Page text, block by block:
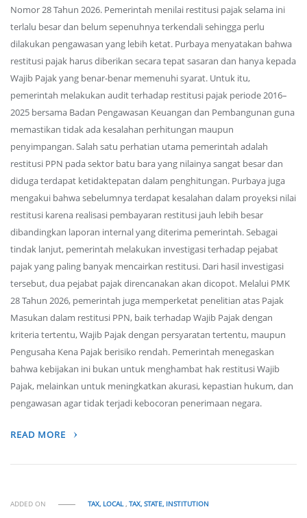
Nomor 28 Tahun 2026. Pemerintah menilai restitusi pajak selama ini
terlalu besar dan belum sepenuhnya terkendali sehingga perlu
dilakukan pengawasan yang lebih ketat. Purbaya menyatakan bahwa
restitusi pajak harus diberikan secara tepat sasaran dan hanya kepada
Wajib Pajak yang benar-benar memenuhi syarat. Untuk itu,
pemerintah melakukan audit terhadap restitusi pajak periode 2016–
2025 bersama Badan Pengawasan Keuangan dan Pembangunan guna
memastikan tidak ada kesalahan perhitungan maupun
penyimpangan. Salah satu perhatian utama pemerintah adalah
restitusi PPN pada sektor batu bara yang nilainya sangat besar dan
diduga terdapat ketidaktepatan dalam penghitungan. Purbaya juga
mengakui bahwa sebelumnya terdapat kesalahan dalam proyeksi nilai
restitusi karena realisasi pembayaran restitusi jauh lebih besar
dibandingkan laporan internal yang diterima pemerintah. Sebagai
tindak lanjut, pemerintah melakukan investigasi terhadap pejabat
pajak yang paling banyak mencairkan restitusi. Dari hasil investigasi
tersebut, dua pejabat pajak direncanakan akan dicopot. Melalui PMK
28 Tahun 2026, pemerintah juga memperketat penelitian atas Pajak
Masukan dalam restitusi PPN, baik terhadap Wajib Pajak dengan
kriteria tertentu, Wajib Pajak dengan persyaratan tertentu, maupun
Pengusaha Kena Pajak berisiko rendah. Pemerintah menegaskan
bahwa kebijakan ini bukan untuk menghambat hak restitusi Wajib
Pajak, melainkan untuk meningkatkan akurasi, kepastian hukum, dan
pengawasan agar tidak terjadi kebocoran penerimaan negara.
READ MORE
ADDED ON TAX, LOCAL,TAX, STATE, INSTITUTION